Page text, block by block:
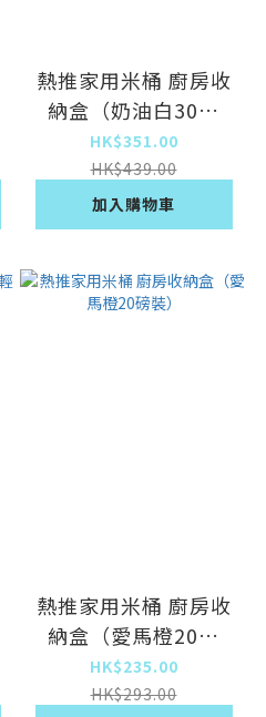
熱推家用米桶 廚房收
納盒（奶油白30磅
裝）
HK$351.00
HK$439.00
加入購物車
熱推家用米桶 廚房收
納盒（愛馬橙20磅
裝）
HK$235.00
HK$293.00